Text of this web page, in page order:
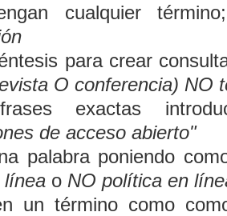
cualquier
para crear
O conferencia) NO
exactas
de acceso abierto"
palabra poniendo
líneao NO política en
un término como